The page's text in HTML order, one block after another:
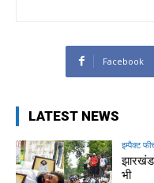
Facebook
LATEST NEWS
इम्पैक्ट
भी